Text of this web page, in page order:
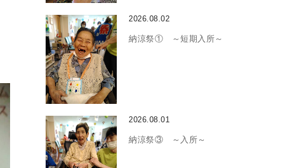
2026.08.02
納涼祭① ～短期入所～
2026.08.01
納涼祭③ ～入所～